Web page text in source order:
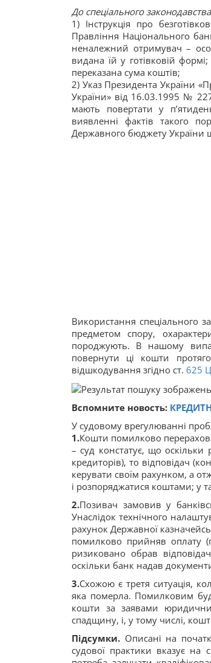
До спеціального
1) Інструкція про
Правління Національного
неналежний отримувач –
видана їй у готівковій
переказана сума коштів;
2) Указ Президента України
України» від 16.03.1995 №
мають повертати у
виявленні фактів такого
Державного бюджету України
Використання спеціального
предметом спору,
породжують. В нашому
повернути ці кошти
відшкодування згідно ст. 625
Вспомните новость:
У судовому врегулюванні
1.Кошти помилково
– суд констатує, що оскільки
кредиторів), то відповідач
керувати своїм рахунком, а
і розпоряджатися коштами; у
2.Позивач замовив у
Унаслідок технічного
рахунок Державної
помилково прийняв оплату
ризиковано обрав
оскільки банк надав
3.Схожою є третя ситуація,
яка померла. Помилковим
кошти за заявами
спадщину, і, у тому числі,
Підсумки. Описані на
судової практики вказує на